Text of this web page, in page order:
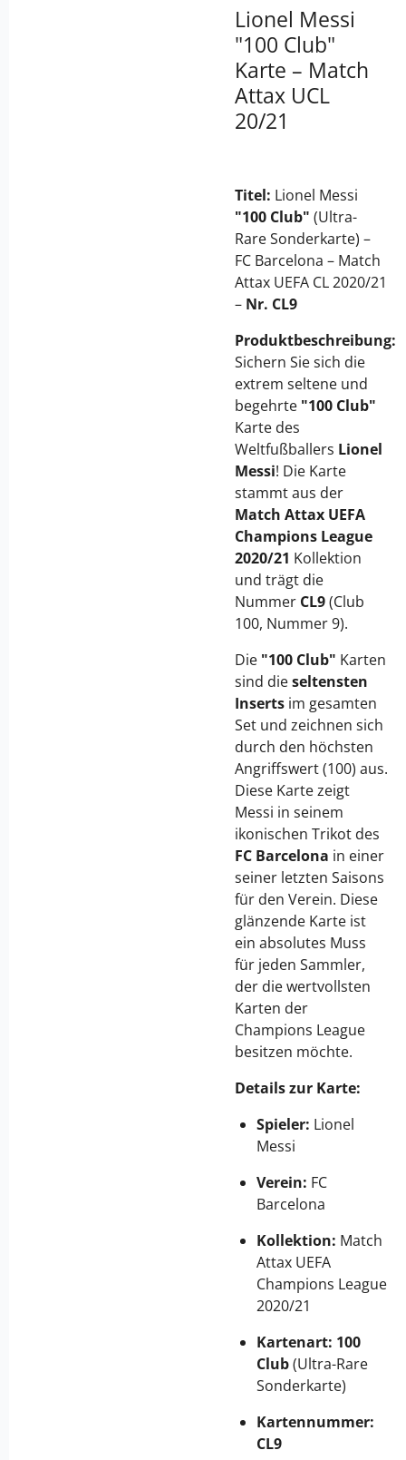
Lionel Messi
"100 Club"
Karte – Match
Attax UCL
20/21
Titel: Lionel Messi
"100 Club" (Ultra-
Rare Sonderkarte) –
FC Barcelona – Match
Attax UEFA CL 2020/21
– Nr. CL9
Produktbeschreibung:
Sichern Sie sich die
extrem seltene und
begehrte "100 Club"
Karte des
Weltfußballers Lionel
Messi! Die Karte
stammt aus der
Match Attax UEFA
Champions League
2020/21 Kollektion
und trägt die
Nummer CL9(Club
100, Nummer 9).
Die "100 Club" Karten
sind dieseltensten
Inserts im gesamten
Set und zeichnen sich
durch den höchsten
Angriffswert (100) aus.
Diese Karte zeigt
Messi in seinem
ikonischen Trikot des
FC Barcelona in einer
seiner letzten Saisons
für den Verein. Diese
glänzende Karte ist
ein absolutes Muss
für jeden Sammler,
der die wertvollsten
Karten der
Champions League
besitzen möchte.
Details zur Karte:
Spieler: Lionel
Messi
Verein: FC
Barcelona
Kollektion: Match
Attax UEFA
Champions League
2020/21
Kartenart: 100
Club(Ultra-Rare
Sonderkarte)
Kartennummer:
CL9